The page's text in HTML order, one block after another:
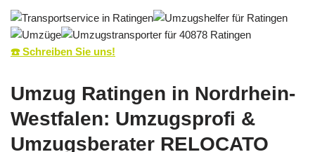
☎️ Schreiben Sie uns!
Umzug Ratingen in Nordrhein-
Westfalen: Umzugsprofi &
Umzugsberater RELOCATO